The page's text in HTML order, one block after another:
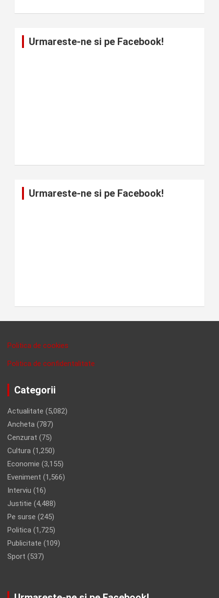
Urmareste-ne si pe Facebook!
Urmareste-ne si pe Facebook!
Politica de cookies
Politica de confidentalitate
Categorii
Actualitate (5,082)
Ancheta (787)
Cenzurat (75)
Cultura (1,250)
Economie (3,155)
Eveniment (1,566)
Interviu (16)
Justitie (4,488)
Pe surse (245)
Politica (1,725)
Publicitate (109)
Sport (537)